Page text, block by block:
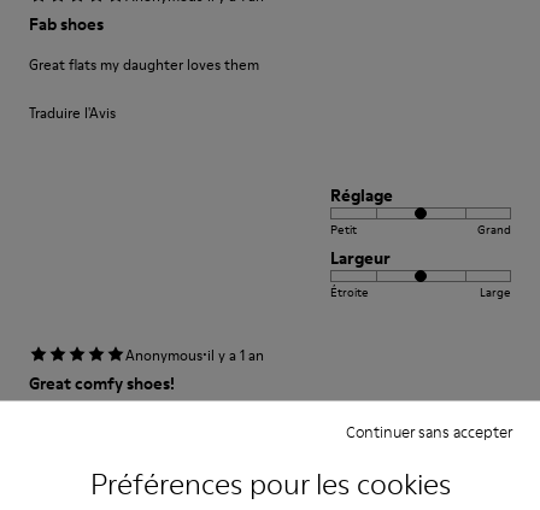
Préférences pour les cookies
Continuer sans accepter
Fab shoes
Great flats my daughter loves them
Traduire l'Avis
Réglage
Petit Grand
Largeur
Étroite Large
Anonymous·il y a 1 an
Great comfy shoes!
Great shoes! My 8yr old says they are super comfy!
Traduire l'Avis